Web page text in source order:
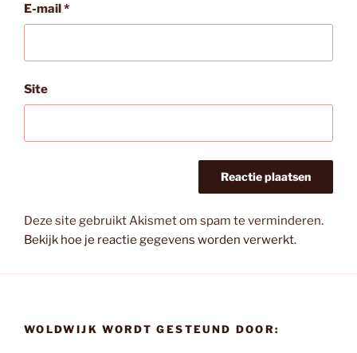
E-mail*
Site
Deze site gebruikt Akismet om spam te verminderen.
Bekijk hoe je reactie gegevens worden verwerkt.
WOLDWIJK WORDT GESTEUND DOOR: